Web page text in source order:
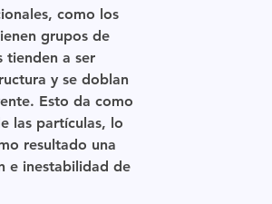
como los
grupos de
tienden a ser
y se doblan
Esto da como
las partículas, lo
resultado una
e inestabilidad de